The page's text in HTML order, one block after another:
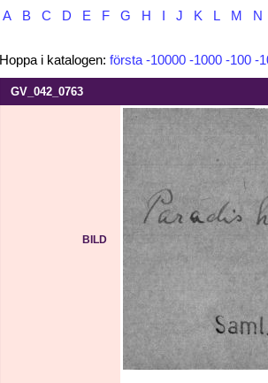
A B C D E F G H J K L M N
Hoppa i katalogen: första -10000 -1000 -100 -
GV_042_0763
BILD